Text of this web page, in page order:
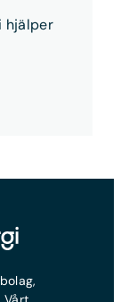
avtal —
hjälper